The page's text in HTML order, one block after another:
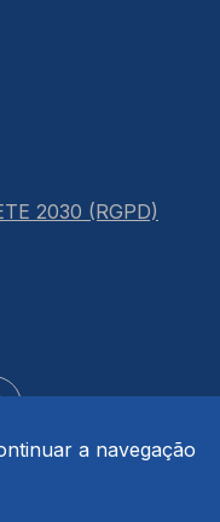
a navegação
2030 (RGPD)